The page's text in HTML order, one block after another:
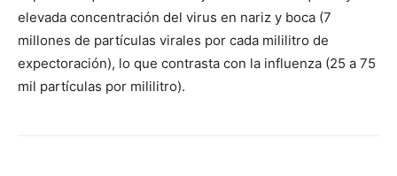
elevada concentración del virus en nariz y boca (7
millones de partículas virales por cada mililitro de
expectoración), lo que contrasta con la influenza (25 a 75
mil partículas por mililitro).